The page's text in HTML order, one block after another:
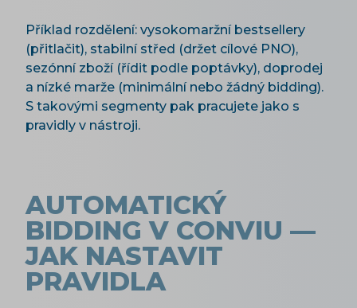
Příklad rozdělení: vysokomaržní bestsellery
(přitlačit), stabilní střed (držet cílové PNO),
sezónní zboží (řídit podle poptávky), doprodej
a nízké marže (minimální nebo žádný bidding).
S takovými segmenty pak pracujete jako s
pravidly v nástroji.
AUTOMATICKÝ
BIDDING V CONVIU —
JAK NASTAVIT
PRAVIDLA